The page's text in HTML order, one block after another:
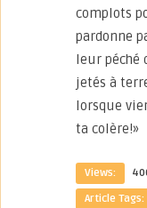
complots
pardonne
leur péché
jetés à
lorsque
ta colère!»
Views:
Article Tags: